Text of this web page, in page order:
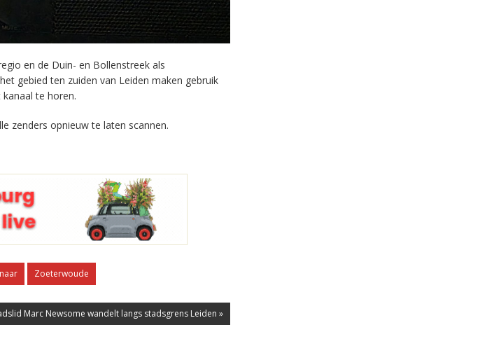
en de Duin- en Bollenstreek als
gebied ten zuiden van Leiden maken gebruik
te horen.
zenders opnieuw te laten scannen.
Zoeterwoude
Marc Newsome wandelt langs stadsgrens Leiden »